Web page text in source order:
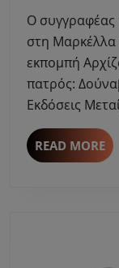
O συγγραφέας Κώστας Ακρίβος μίλησε (19/6/25)
στη Μαρκέλλα
εκπομπή
πατρός:
Εκδόσεις
READ MORE